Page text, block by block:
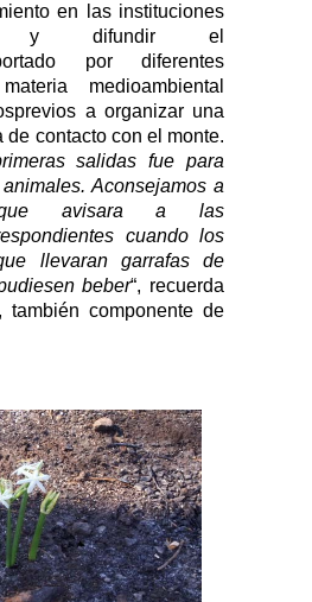
en las instituciones
y difundir el
por diferentes
medioambiental
a organizar una
de contacto con el monte.
salidas fue para
Aconsejamos a
avisara a las
cuando los
llevaran garrafas de
beber“, recuerda
, también componente de